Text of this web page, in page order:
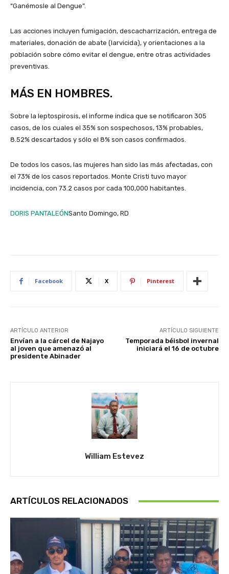
“Ganémosle al Dengue”.
Las acciones incluyen fumigación, descacharrización, entrega de
materiales, donación de abate (larvicida), y orientaciones a la
población sobre cómo evitar el dengue, entre otras actividades
preventivas.
MÁS EN HOMBRES.
Sobre la leptospirosis, el informe indica que se notificaron 305
casos, de los cuales el 35% son sospechosos, 13% probables,
8.52% descartados y sólo el 8% son casos confirmados.
De todos los casos, las mujeres han sido las más afectadas, con
el 73% de los casos reportados. Monte Cristi tuvo mayor
incidencia, con 73.2 casos por cada 100,000 habitantes.
DORIS PANTALEÓNSanto Domingo, RD
Facebook X Pinterest
ARTÍCULO ANTERIOR
Envían a la cárcel de Najayo
al joven que amenazó al
presidente Abinader
ARTÍCULO SIGUIENTE
Temporada béisbol invernal
iniciará el 16 de octubre
William Estevez
ARTÍCULOS RELACIONADOS